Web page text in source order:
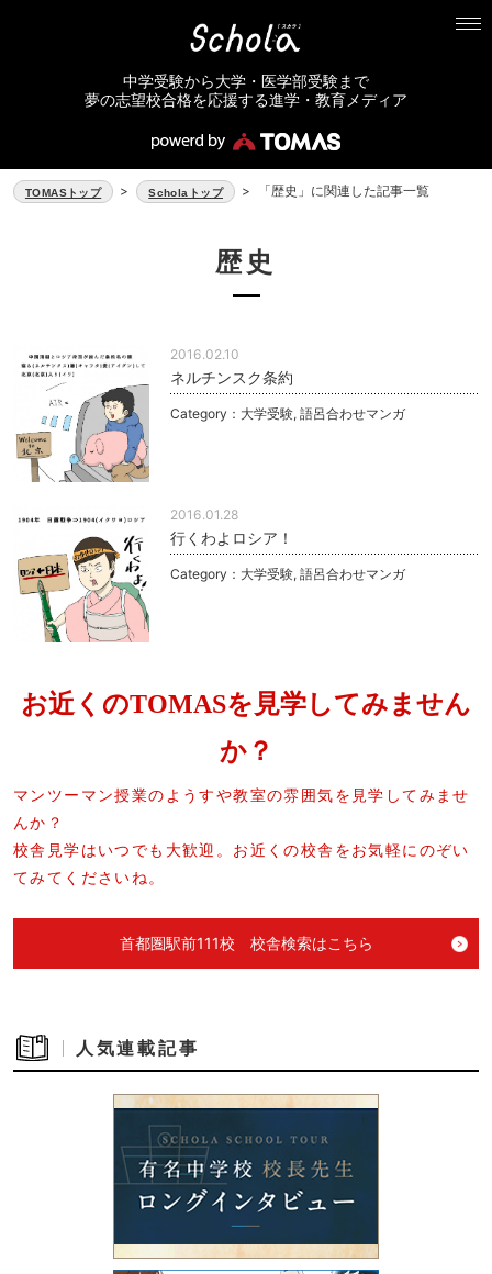
中学受験から大学・医学部受験まで
夢の志望校合格を応援する進学・教育メディア
TOMASトップ > Scholaトップ > 「歴史」に関連した記事一覧
歴史
2016.02.10
ネルチンスク条約
Category： 大学受験, 語呂合わせマンガ
2016.01.28
行くわよロシア！
Category： 大学受験, 語呂合わせマンガ
お近くのTOMASを見学してみません
か？
マンツーマン授業のようすや教室の雰囲気を見学してみませ
んか？
校舎見学はいつでも大歓迎。お近くの校舎をお気軽にのぞい
てみてくださいね。
首都圏駅前111校 校舎検索はこちら
人気連載記事